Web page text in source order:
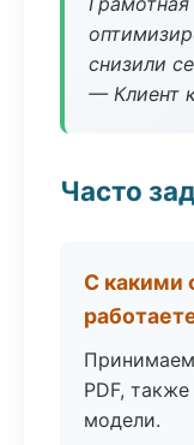
снизили
— Клиент
Часто
С какими
Принимаем
PDF,
модели.